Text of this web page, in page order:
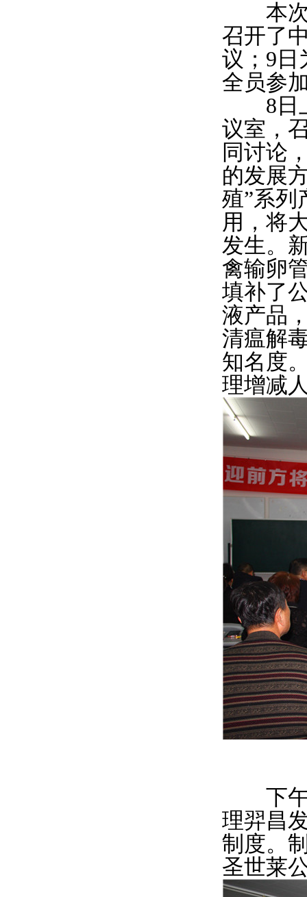
本次
召开了
议；9日
全员参
8日上
议室，
同讨论
的发展
殖”系列
用，将
发生。
禽输卵
填补了
液产品
清瘟解
知名度
理增减
下午
理羿昌
制度。
圣世莱